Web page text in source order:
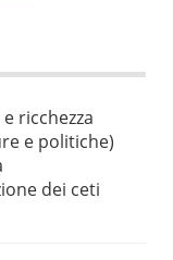
ricchezza
e politiche)
dei ceti